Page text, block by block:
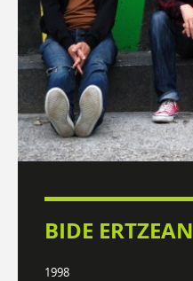
BIDE ERTZEAN
1998